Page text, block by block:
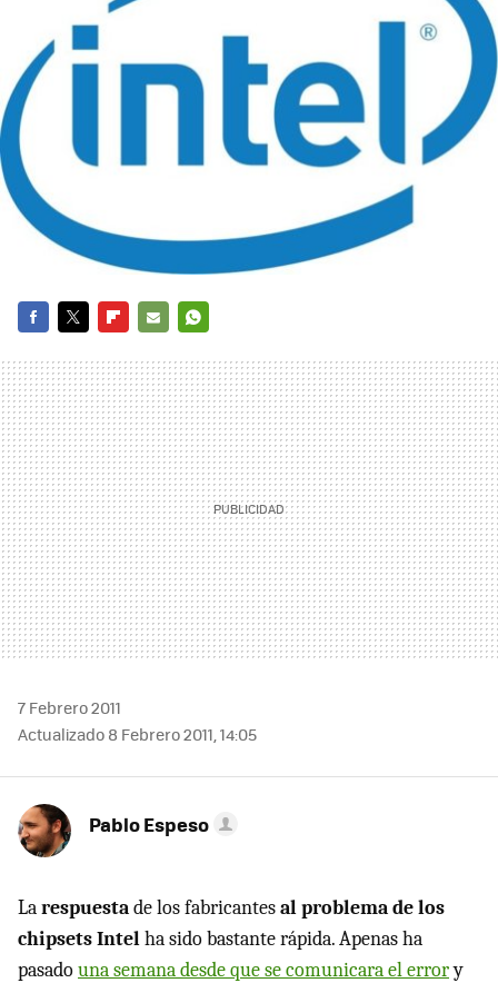
MAIL
7 Febrero 2011
Actualizado 8 Febrero 2011, 14:05
Pablo Espeso
Larespuestade los fabricantesal problema de los
chipsets Intelha sido bastante rápida. Apenas ha
pasadouna semana desde que se comunicara el errory